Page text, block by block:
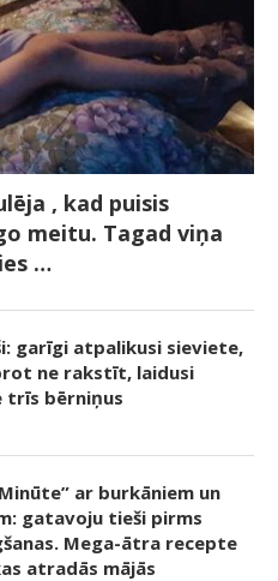
, kad puisis
meitu. Tagad viņa
…
garīgi atpalikusi sieviete,
ne rakstīt, laidusi
trīs bērniņus
ar burkāniem un
gatavoju tieši pirms
Mega-ātra recepte
atradās mājās